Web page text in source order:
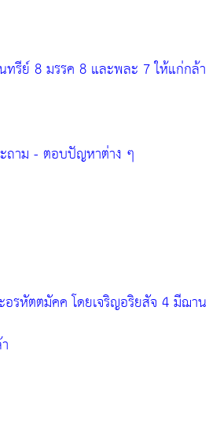
รีย์ 8 มรรค 8 และพละ 7 ให้แก่กล้า
ถาม - ตอบปัญหาต่าง ๆ
รหัตตมัคค โดยเจริญอริยสัจ 4 มีฌาน